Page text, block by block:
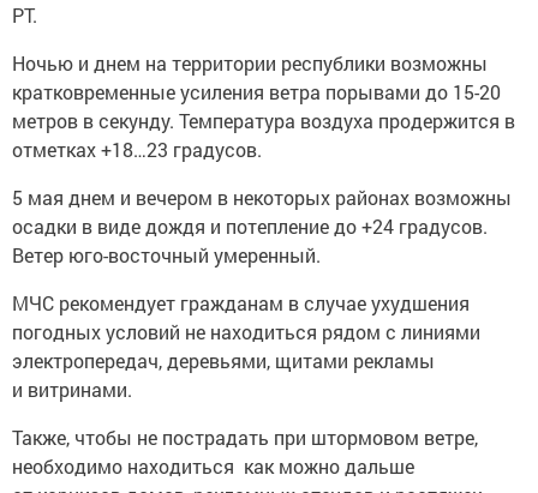
РТ.
Ночью и днем на территории республики возможны
кратковременные усиления ветра порывами до 15-20
метров в секунду. Температура воздуха продержится в
отметках +18…23 градусов.
5 мая днем и вечером в некоторых районах возможны
осадки в виде дождя и потепление до +24 градусов.
Ветер юго-восточный умеренный.
МЧС рекомендует гражданам в случае ухудшения
погодных условий не находиться рядом с линиями
электропередач, деревьями, щитами рекламы
и витринами.
Также, чтобы не пострадать при штормовом ветре,
необходимо находиться как можно дальше